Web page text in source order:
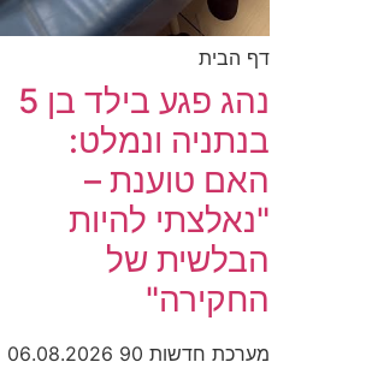
דף הבית
נהג פגע בילד בן 5
בנתניה ונמלט:
האם טוענת –
"נאלצתי להיות
הבלשית של
החקירה"
מערכת חדשות 90
06.08.2026